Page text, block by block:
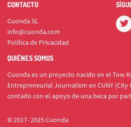
CONTACTO
Cuonda SL
info@cuonda.com
Política de Privacidad
QUIÉNES SOMOS
Cuonda es un proyecto nacido en el Tow
Entrepreneurial Journalism en CUNY (City
contado con el apoyo de una beca por
© 2017- 2025 Cuonda